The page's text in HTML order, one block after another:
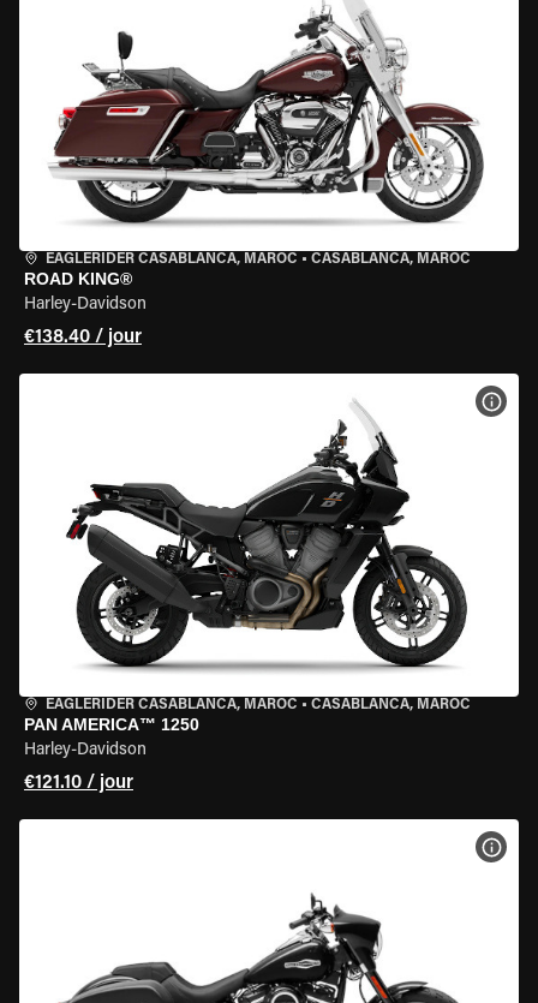
EAGLERIDER CASABLANCA, MAROC • CASABLANCA, MAROC
ROAD KING®
Harley-Davidson
€138.40 / jour
EAGLERIDER CASABLANCA, MAROC • CASABLANCA, MAROC
PAN AMERICA™ 1250
Harley-Davidson
€121.10 / jour